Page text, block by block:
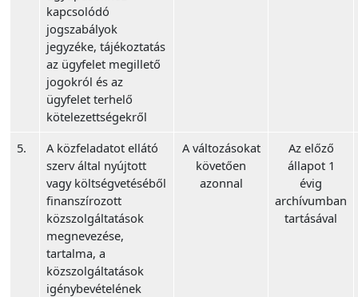
kapcsolódó
jogszabályok
jegyzéke, tájékoztatás
az ügyfelet megillető
jogokról és az
ügyfelet terhelő
kötelezettségekről
5.
A közfeladatot ellátó
szerv által nyújtott
vagy költségvetéséből
finanszírozott
közszolgáltatások
megnevezése,
tartalma, a
közszolgáltatások
igénybevételének
A változásokat
követően
azonnal
Az előző
állapot 1
évig
archívumban
tartásával